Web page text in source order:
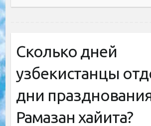
Сколько дней
узбекистанцы
дни
Рамазан хайита?